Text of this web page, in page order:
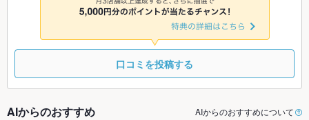
口コミを投稿する
AIからのおすすめ AIからのおすすめについて